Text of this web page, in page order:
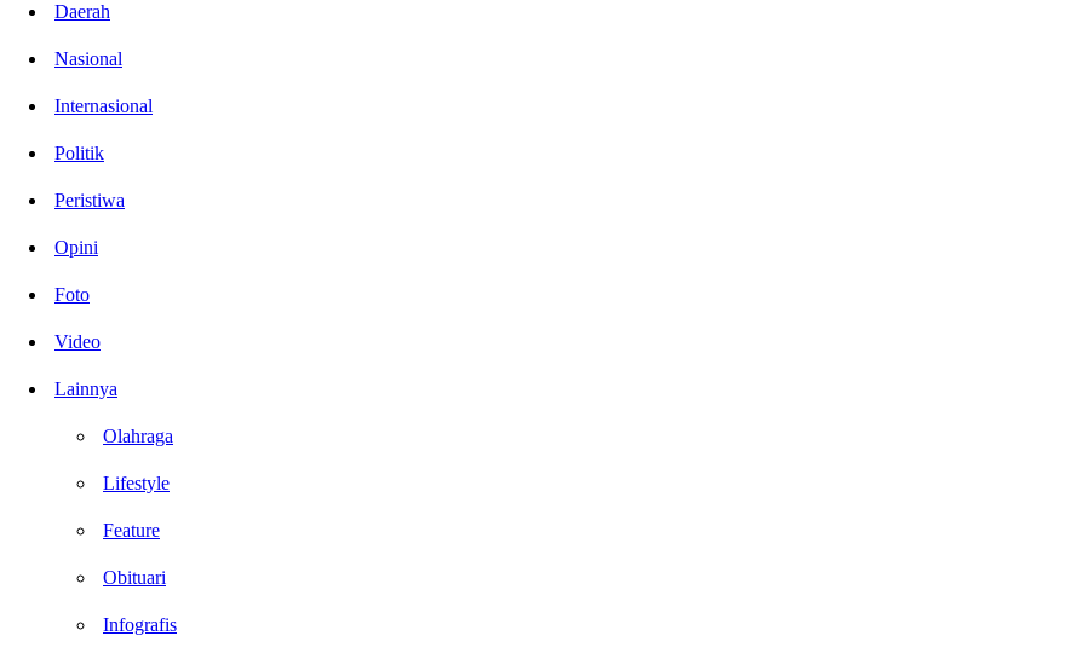
Daerah
Nasional
Internasional
Politik
Peristiwa
Opini
Foto
Video
Lainnya
Olahraga
Lifestyle
Feature
Obituari
Infografis